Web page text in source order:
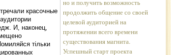
но и получить возможность
продолжить общение со своей
целевой аудиторией на
протяжении всего времени
существования магнита.
Успешный старт проекта
красочные
И, наконец,
тільки